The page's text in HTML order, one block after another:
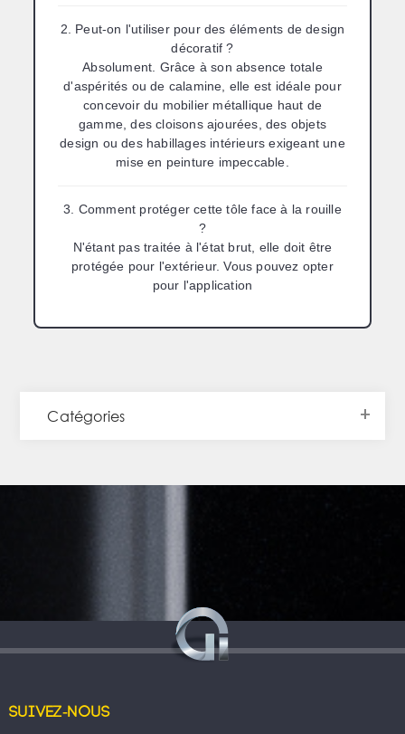
2. Peut-on l'utiliser pour des éléments de design
décoratif ?
Absolument. Grâce à son absence totale
d'aspérités ou de calamine, elle est idéale pour
concevoir du mobilier métallique haut de
gamme, des cloisons ajourées, des objets
design ou des habillages intérieurs exigeant une
mise en peinture impeccable.
3. Comment protéger cette tôle face à la rouille
?
N'étant pas traitée à l'état brut, elle doit être
protégée pour l'extérieur. Vous pouvez opter
pour l'application
Catégories
Suivez-nous